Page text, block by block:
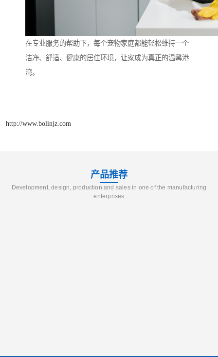
在专业服务的帮助下，每个宠物家庭都能轻松维持一个
洁净、舒适、健康的居住环境，让家成为真正的温馨港
湾。
http://www.bolinjz.com
产品推荐
Development, design, production and sales in one of the manufacturing
enterprises